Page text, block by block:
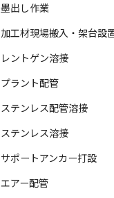
墨出し作業
加工材現場搬入・架台設
レントゲン溶接
プラント配管
ステンレス配管溶接
ステンレス溶接
サポートアンカー打設
エアー配管